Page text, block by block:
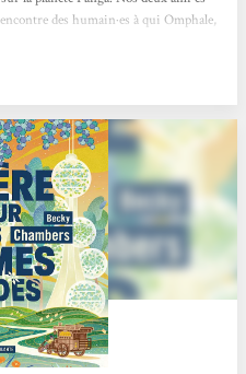
des humain·es à qui Omphale,
et décalé du robot sur la société